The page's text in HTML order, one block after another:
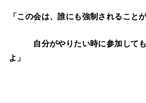
「この会は、誰にも強制されること
自分がやりたい時に参加しても
よ」